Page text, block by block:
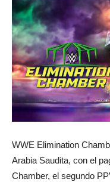
WWE Elimination
Arabia Saudita, con el
Chamber, el segundo